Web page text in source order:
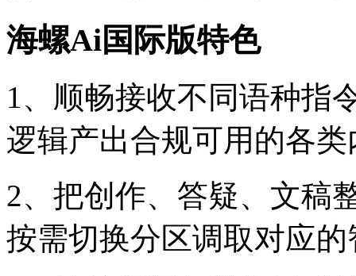
海螺Ai国际版特色
1、顺畅接收不同语种指
逻辑产出合规可用的各
2、把创作、答疑、文稿
按需切换分区调取对应